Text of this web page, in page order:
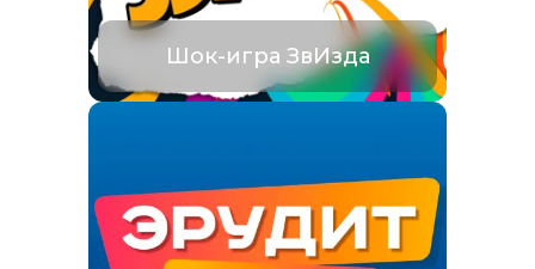
Шок-игра ЗвИзда